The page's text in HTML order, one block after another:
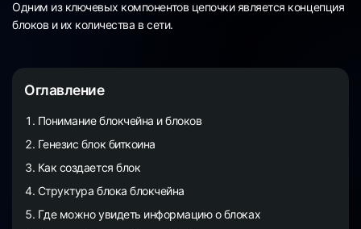
Одним из ключевых компонентов цепочки является концепция
блоков и их количества в сети.
Оглавление
Понимание блокчейна и блоков
Генезис блок биткоина
Как создается блок
Структура блока блокчейна
Где можно увидеть информацию о блоках